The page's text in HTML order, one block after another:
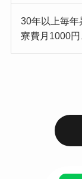
30年以上毎年
寮費月1000